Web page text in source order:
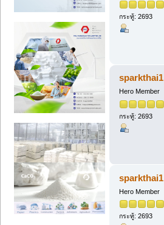
กระทู้: 2693
sparkthai1
Hero Member
กระทู้: 2693
sparkthai1
Hero Member
กระทู้: 2693